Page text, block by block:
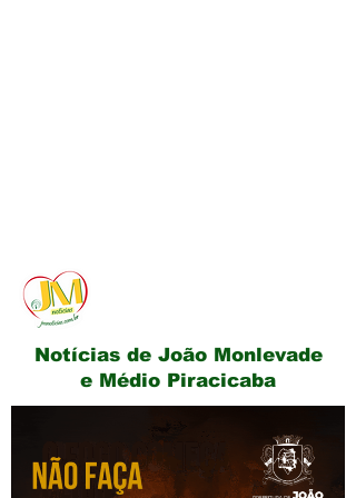
Notícias de João Monlevade
e Médio Piracicaba